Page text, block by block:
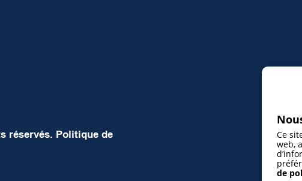
réservés. Politique de
Ce
web,
de